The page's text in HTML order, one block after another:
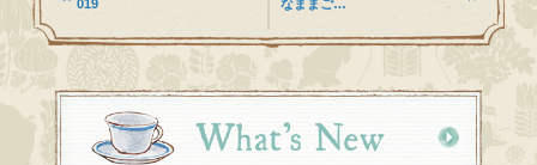
019
なままご…